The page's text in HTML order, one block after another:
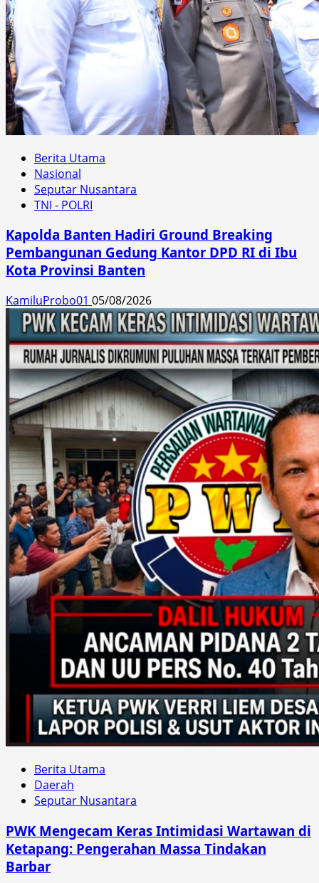
Berita Utama
Nasional
Seputar Nusantara
TNI - POLRI
Kapolda Banten Hadiri Ground Breaking
Pembangunan Gedung Kantor DPD RI di Ibu
Kota Provinsi Banten
KamiluProbo01 05/08/2026
Berita Utama
Daerah
Seputar Nusantara
PWK Mengecam Keras Intimidasi Wartawan di
Ketapang: Pengerahan Massa Tindakan
Barbar